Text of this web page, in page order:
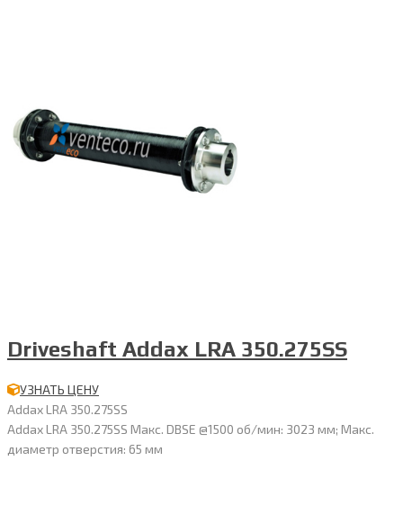
Driveshaft Addax LRA 350.275SS
УЗНАТЬ ЦЕНУ
Addax LRA 350.275SS
Addax LRA 350.275SS Макс. DBSE @1500 об/мин: 3023 мм; Макс.
диаметр отверстия: 65 мм